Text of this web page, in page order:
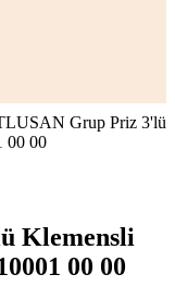
Grup Priz 3'lü
00 00
Klemensli
00 00